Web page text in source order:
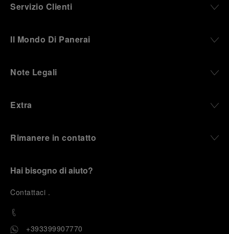
Servizio Clienti
Il Mondo Di Panerai
Note Legali
Extra
Rimanere in contatto
Hai bisogno di aiuto?
Contattaci .
+393399907770